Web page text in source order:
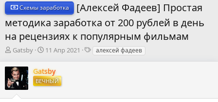
Схемы заработка
[Алексей Фадеев] Простая
методика заработка от 200 рублей в день
на рецензиях к популярным фильмам
А
т
о
р
Gatsby
Д
т
а
н
11 Апр 2021
Талексей фадеев
Gatsby
ВЕЧНЫЙ